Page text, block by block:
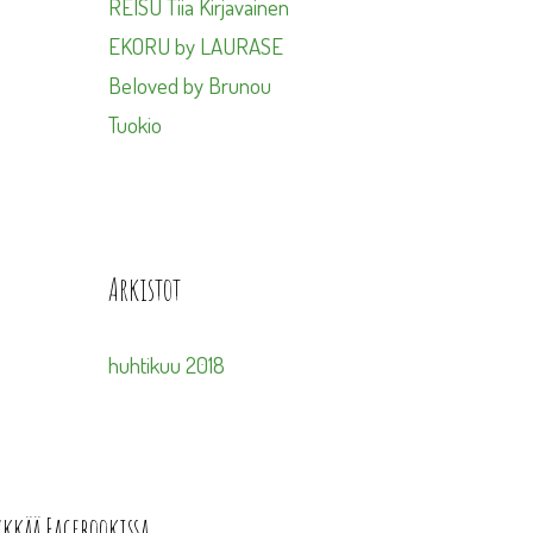
REISU Tiia Kirjavainen
EKORU by LAURASE
Beloved by Brunou
Tuokio
Arkistot
huhtikuu 2018